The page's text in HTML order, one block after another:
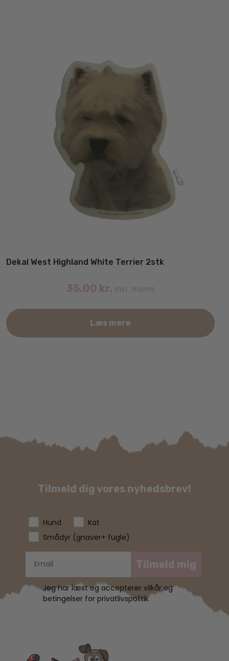
Dekal West Highland White Terrier 2stk
35.00 kr. inkl. moms
Læs mere
Tilmeld dig vores nyhedsbrev!
Hund
Kat
Smådyr (gnaver+ fugle)
Tilmeld mig
Jeg har læst og accepterer vilkår og
betingelser for privatlivspolitik